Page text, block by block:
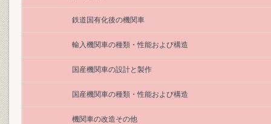
鉄道国有化後の機関車
輸入機関車の種類・性能および構造
国産機関車の設計と製作
国産機関車の種類・性能および構造
機関車の改造その他